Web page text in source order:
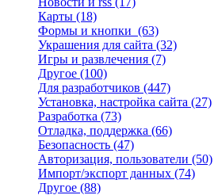
Карты (18)
Формы и кнопки (63)
Украшения для сайта (32)
Игры и развлечения (7)
Другое (100)
Для разработчиков (447)
Установка, настройка сайта (27)
Разработка (73)
Отладка, поддержка (66)
Безопасность (47)
Авторизация, пользователи (50)
Импорт/экспорт данных (74)
Другое (88)